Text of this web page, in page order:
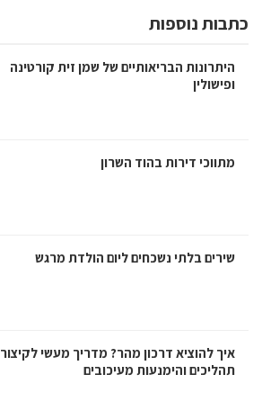
כתבות נוספות
היתרונות הבריאותיים של שמן זית קורטינה
ופישולין
מתווכי דירות בהוד השרון
שירים בלתי נשכחים ליום הולדת מרגש
איך להוציא דרכון מהר? מדריך מעשי לקיצור
תהליכים והימנעות מעיכובים